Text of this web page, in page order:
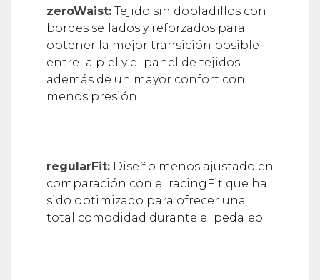
zeroWaist: Tejido sin dobladillos con
bordes sellados y reforzados para
obtener la mejor transición posible
entre la piel y el panel de tejidos,
además de un mayor confort con
menos presión.
regularFit: Diseño menos ajustado en
comparación con el racingFit que ha
sido optimizado para ofrecer una
total comodidad durante el pedaleo.